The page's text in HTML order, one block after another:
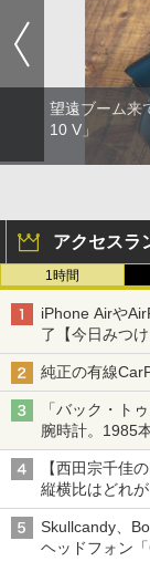
望遠ブーム来
10 V」
アクセスラ
1時間
iPhone Airや
了【今日みつけ
純正の有線
「バック・ト
腕時計。1985
【西田宗千佳
縦横比はどれ
「Galaxy Z
Skullcandy、
ヘッドフォン